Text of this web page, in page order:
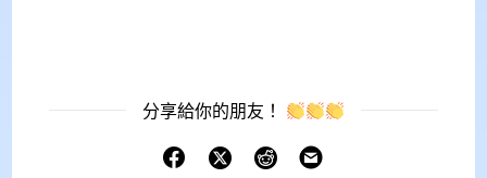
分享給你的朋友！